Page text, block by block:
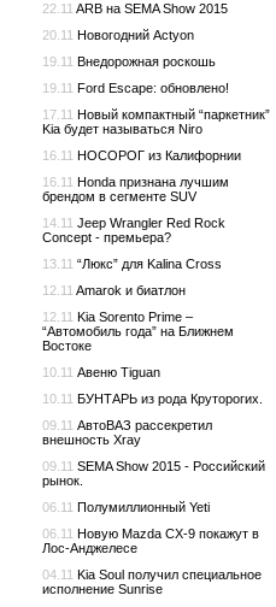
22.11 ARB на SEMA Show 2015
20.11 Новогодний Actyon
19.11 Внедорожная роскошь
19.11 Ford Escape: обновлено!
17.11 Новый компактный “паркетник”
Kia будет называться Niro
16.11 НОСОРОГ из Калифорнии
16.11 Honda признана лучшим
брендом в сегменте SUV
14.11 Jeep Wrangler Red Rock
Concept - премьера?
13.11 “Люкс” для Kalina Cross
12.11 Amarok и биатлон
12.11 Kia Sorento Prime –
“Автомобиль года” на Ближнем
Востоке
10.11 Авеню Tiguan
10.11 БУНТАРЬ из рода Круторогих.
09.11 АвтоВАЗ рассекретил
внешность Xray
09.11 SEMA Show 2015 - Российский
рынок.
06.11 Полумиллионный Yeti
06.11 Новую Mazda CX-9 покажут в
Лос-Анджелесе
04.11 Kia Soul получил специальное
исполнение Sunrise